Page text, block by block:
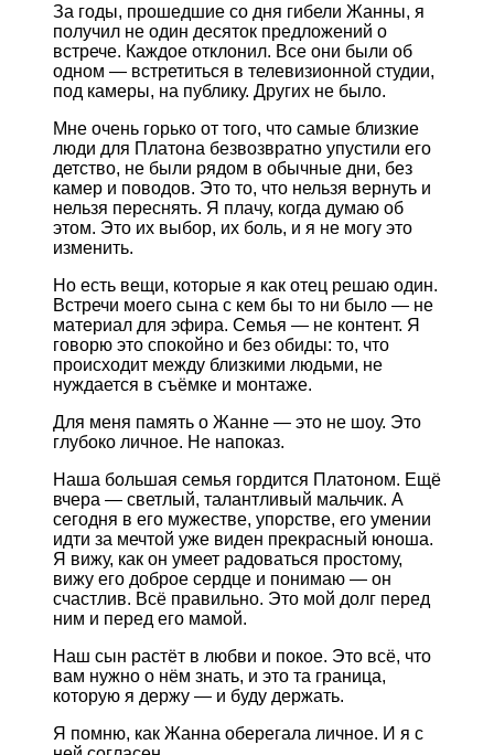
За годы, прошедшие со дня гибели Жанны, я
получил не один десяток предложений о
встрече. Каждое отклонил. Все они были об
одном — встретиться в телевизионной студии,
под камеры, на публику. Других не было.
Мне очень горько от того, что самые близкие
люди для Платона безвозвратно упустили его
детство, не были рядом в обычные дни, без
камер и поводов. Это то, что нельзя вернуть и
нельзя переснять. Я плачу, когда думаю об
этом. Это их выбор, их боль, и я не могу это
изменить.
Но есть вещи, которые я как отец решаю один.
Встречи моего сына с кем бы то ни было — не
материал для эфира. Семья — не контент. Я
говорю это спокойно и без обиды: то, что
происходит между близкими людьми, не
нуждается в съёмке и монтаже.
Для меня память о Жанне — это не шоу. Это
глубоко личное. Не напоказ.
Наша большая семья гордится Платоном. Ещё
вчера — светлый, талантливый мальчик. А
сегодня в его мужестве, упорстве, его умении
идти за мечтой уже виден прекрасный юноша.
Я вижу, как он умеет радоваться простому,
вижу его доброе сердце и понимаю — он
счастлив. Всё правильно. Это мой долг перед
ним и перед его мамой.
Наш сын растёт в любви и покое. Это всё, что
вам нужно о нём знать, и это та граница,
которую я держу — и буду держать.
Я помню, как Жанна оберегала личное. И я с